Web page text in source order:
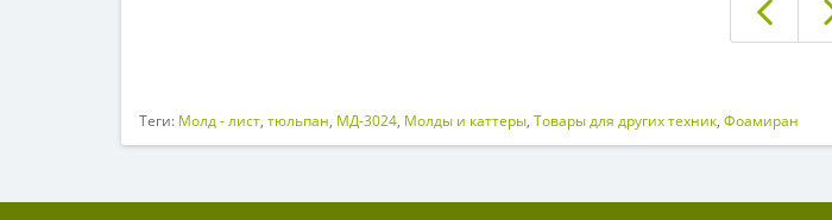
Теги: Молд - лист, тюльпан, МД-3024, Молды и каттеры, Товары для других техник, Фоамиран